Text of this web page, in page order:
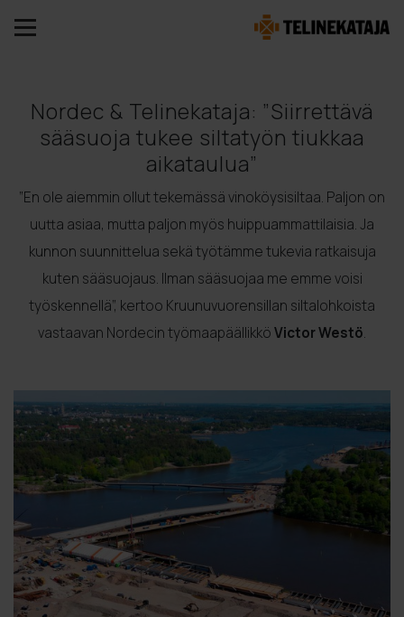
Nordec & Telinekataja: ”Siirrettävä
sääsuoja tukee siltatyön tiukkaa
aikataulua”
”En ole aiemmin ollut tekemässä vinoköysisiltaa. Paljon on
uutta asiaa, mutta paljon myös huippuammattilaisia. Ja
kunnon suunnittelua sekä työtämme tukevia ratkaisuja
kuten sääsuojaus. Ilman sääsuojaa me emme voisi
työskennellä”, kertoo Kruunuvuorensillan siltalohkoista
vastaavan Nordecin työmaapäällikköVictor Westö.